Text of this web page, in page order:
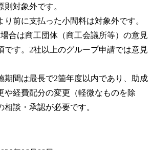
対象外です。
り前に支払った小間料は対象外です。
合は商工団体（商工会議所等）の意見
です。2社以上のグループ申請では意見
期間は最長で2箇年度以内であり、助成
や経費配分の変更（軽微なものを除
相談・承認が必要です。